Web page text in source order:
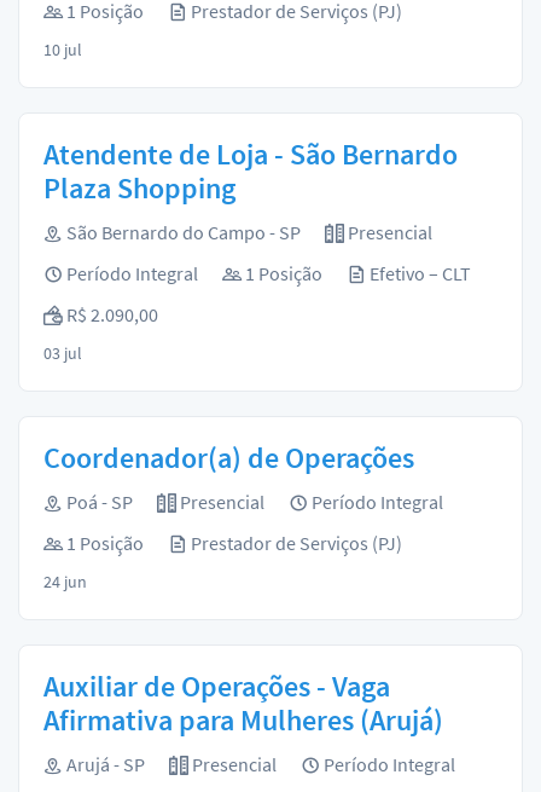
1 Posição Prestador de Serviços (PJ)
10 jul
Atendente de Loja - São Bernardo
Plaza Shopping
São Bernardo do Campo - SP
Presencial
Período Integral
1 Posição
Efetivo – CLT
R$ 2.090,00
03 jul
Coordenador(a) de Operações
Poá - SP Presencial
Período Integral
1 Posição
Prestador de Serviços (PJ)
24 jun
Auxiliar de Operações - Vaga
Afirmativa para Mulheres (Arujá)
Arujá - SP Presencial
Período Integral